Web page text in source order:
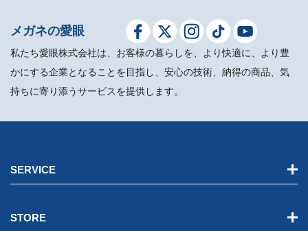
メガネの愛眼
私たち愛眼株式会社は、お客様の暮らしを、より快適に、より豊
かにする企業となることを目指し、安心の技術、納得の商品、気
持ちに寄り添うサービスを提供します。
SERVICE
STORE